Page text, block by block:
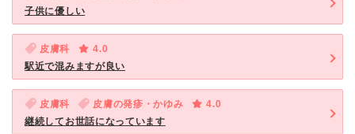
子供に優しい
皮膚科
4.0
駅近で混みますが良い
皮膚科 皮膚の発疹・かゆみ
4.0
継続してお世話になっています